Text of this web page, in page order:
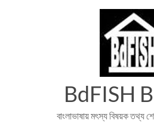
BdFISH
বাংলাভাষায় মৎস্য বিষয়ক তথ্য